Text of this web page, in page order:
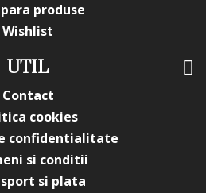
produse
Wishlist
UTIL
Contact
cookies
confidentialitate
si conditii
si plata